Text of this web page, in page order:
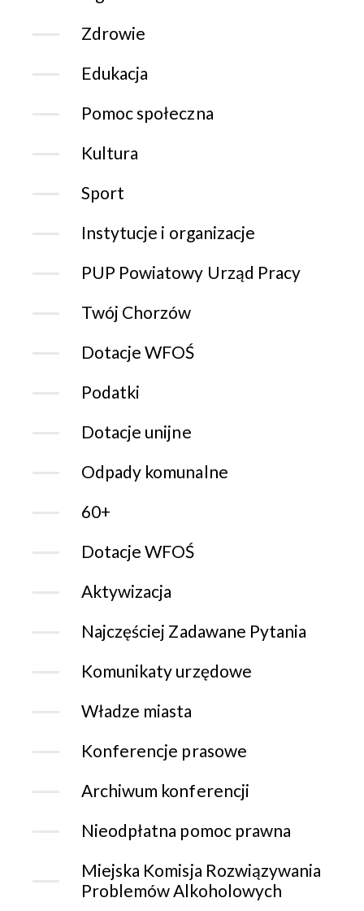
Zdrowie
Edukacja
Pomoc społeczna
Kultura
Sport
Instytucje i organizacje
PUP Powiatowy Urząd Pracy
Twój Chorzów
Dotacje WFOŚ
Podatki
Dotacje unijne
Odpady komunalne
60+
Dotacje WFOŚ
Aktywizacja
Najczęściej Zadawane Pytania
Komunikaty urzędowe
Władze miasta
Konferencje prasowe
Archiwum konferencji
Nieodpłatna pomoc prawna
Miejska Komisja Rozwiązywania
Problemów Alkoholowych